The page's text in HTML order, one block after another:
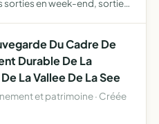
sorties en week-end, sorties
Du Cadre De
Durable De La
La Vallee De La See
et patrimoine · Créée